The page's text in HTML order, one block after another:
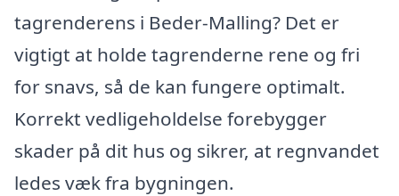
tagrenderens i Beder-Malling? Det er
vigtigt at holde tagrenderne rene og fri
for snavs, så de kan fungere optimalt.
Korrekt vedligeholdelse forebygger
skader på dit hus og sikrer, at regnvandet
ledes væk fra bygningen.